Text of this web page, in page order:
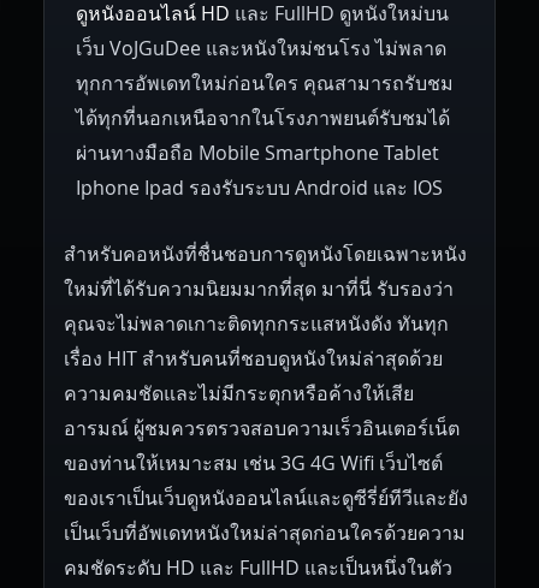
1945 1942 1941 1940 1939
1938 1937 1930 1928 1916
Hungary Denmark Bulgaria
Czech Republic Brazil Turkey
ดูหนังออนไลน์ HD และ FullHD ดูหนังใหม่บน
เว็บ VoJGuDee และหนังใหม่ชนโรง ไม่พลาด
ทุกการอัพเดทใหม่ก่อนใคร คุณสามารถรับชม
ได้ทุกที่นอกเหนือจากในโรงภาพยนต์รับชมได้
ผ่านทางมือถือ Mobile Smartphone Tablet
Iphone Ipad รองรับระบบ Android และ IOS
สำหรับคอหนังที่ชื่นชอบการดูหนังโดยเฉพาะหนัง
ใหม่ที่ได้รับความนิยมมากที่สุด มาที่นี่ รับรองว่า
คุณจะไม่พลาดเกาะติดทุกกระแสหนังดัง ทันทุก
เรื่อง HIT สำหรับคนที่ชอบดูหนังใหม่ล่าสุดด้วย
ความคมชัดและไม่มีกระตุกหรือค้างให้เสีย
อารมณ์ ผู้ชมควรตรวจสอบความเร็วอินเตอร์เน็ต
ของท่านให้เหมาะสม เช่น 3G 4G Wifi เว็บไซต์
ของเราเป็นเว็บดูหนังออนไลน์และดูซีรี่ย์ทีวีและยัง
เป็นเว็บที่อัพเดทหนังใหม่ล่าสุดก่อนใครด้วยความ
คมชัดระดับ HD และ FullHD และเป็นหนึ่งในตัว